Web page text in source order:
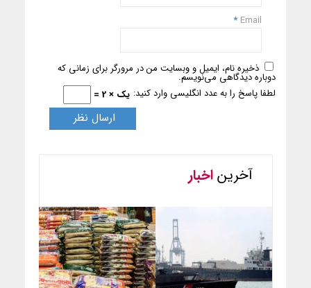
Email
*
ذخیره نام، ایمیل و وبسایت من در مرورگر برای زمانی که
دوباره دیدگاهی می‌نویسم.
لطفا پاسخ را به عدد انگلیسی وارد کنید: یک × 2 =
آخریناخبار